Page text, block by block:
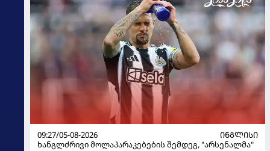
09:27/05-08-2026
ᲘᲜᲒᲚᲘᲡᲘ
ხანგლძრივი მოლაპარაკებების შემდეგ, "არსენალმა"